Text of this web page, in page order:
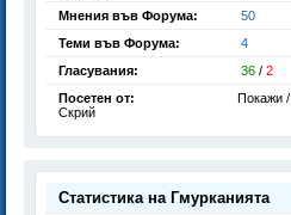
Мнения във Форума:
50
Теми във Форума:
4
Гласувания:
36 / 2
Посетен от:
Покажи /
Скрий
Статистика на Гмурканията